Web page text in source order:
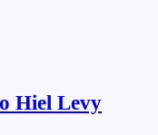
Hiel Levy